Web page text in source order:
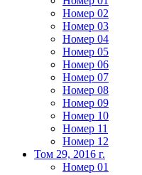
Номер 02
Номер 03
Номер 04
Номер 05
Номер 06
Номер 07
Номер 08
Номер 09
Номер 10
Номер 11
Номер 12
Том 29, 2016 г.
Номер 01